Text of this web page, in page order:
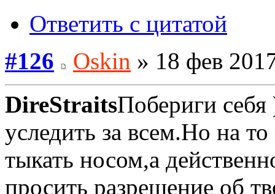
Ответить с цитатой
#126
Oskin » 18 фев
DireStraitsПобериги
уследить за всем.Но на
тыкать носом,а
просить разрешение об